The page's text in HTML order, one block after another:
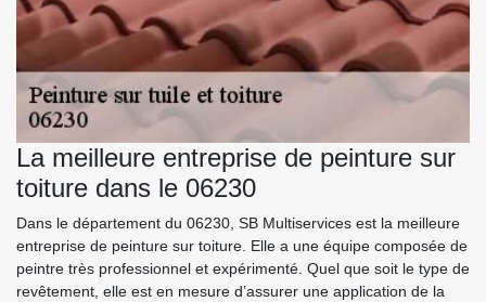
La meilleure entreprise de peinture sur
toiture dans le 06230
Dans le département du 06230, SB Multiservices est la meilleure
entreprise de peinture sur toiture. Elle a une équipe composée de
peintre très professionnel et expérimenté. Quel que soit le type de
revêtement, elle est en mesure d’assurer une application de la